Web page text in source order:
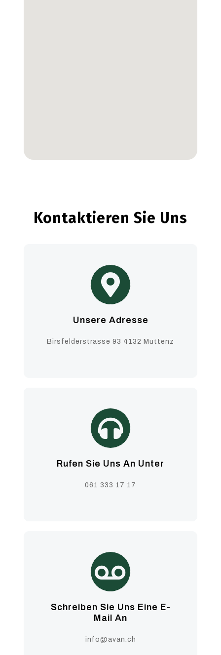
Kontaktieren Sie Uns
Unsere Adresse
Birsfelderstrasse 93 4132 Muttenz
Rufen Sie Uns An Unter
061 333 17 17
Schreiben Sie Uns Eine E-
Mail An
info@avan.ch